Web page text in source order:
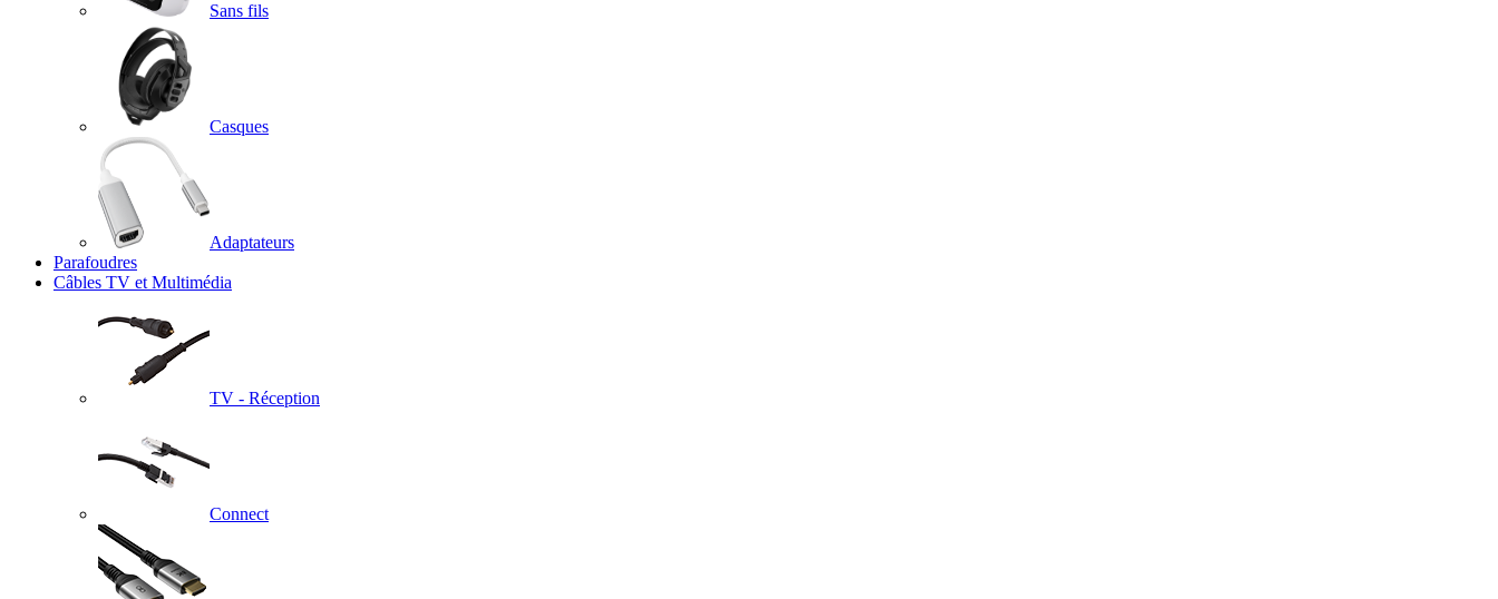
Sans fils
Casques
Adaptateurs
Parafoudres
Câbles TV et Multimédia
TV - Réception
Connect